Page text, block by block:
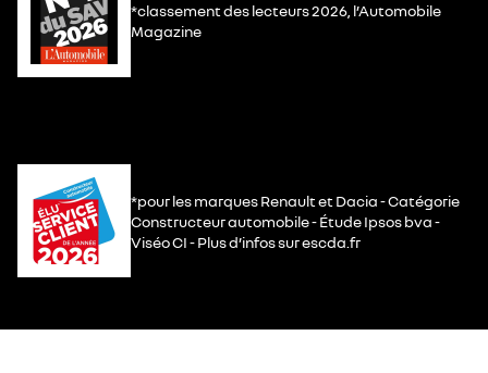
*classement des lecteurs 2026, l’Automobile
Magazine
*pour les marques Renault et Dacia - Catégorie
Constructeur automobile - Étude Ipsos bva -
Viséo CI - Plus d’infos sur escda.fr